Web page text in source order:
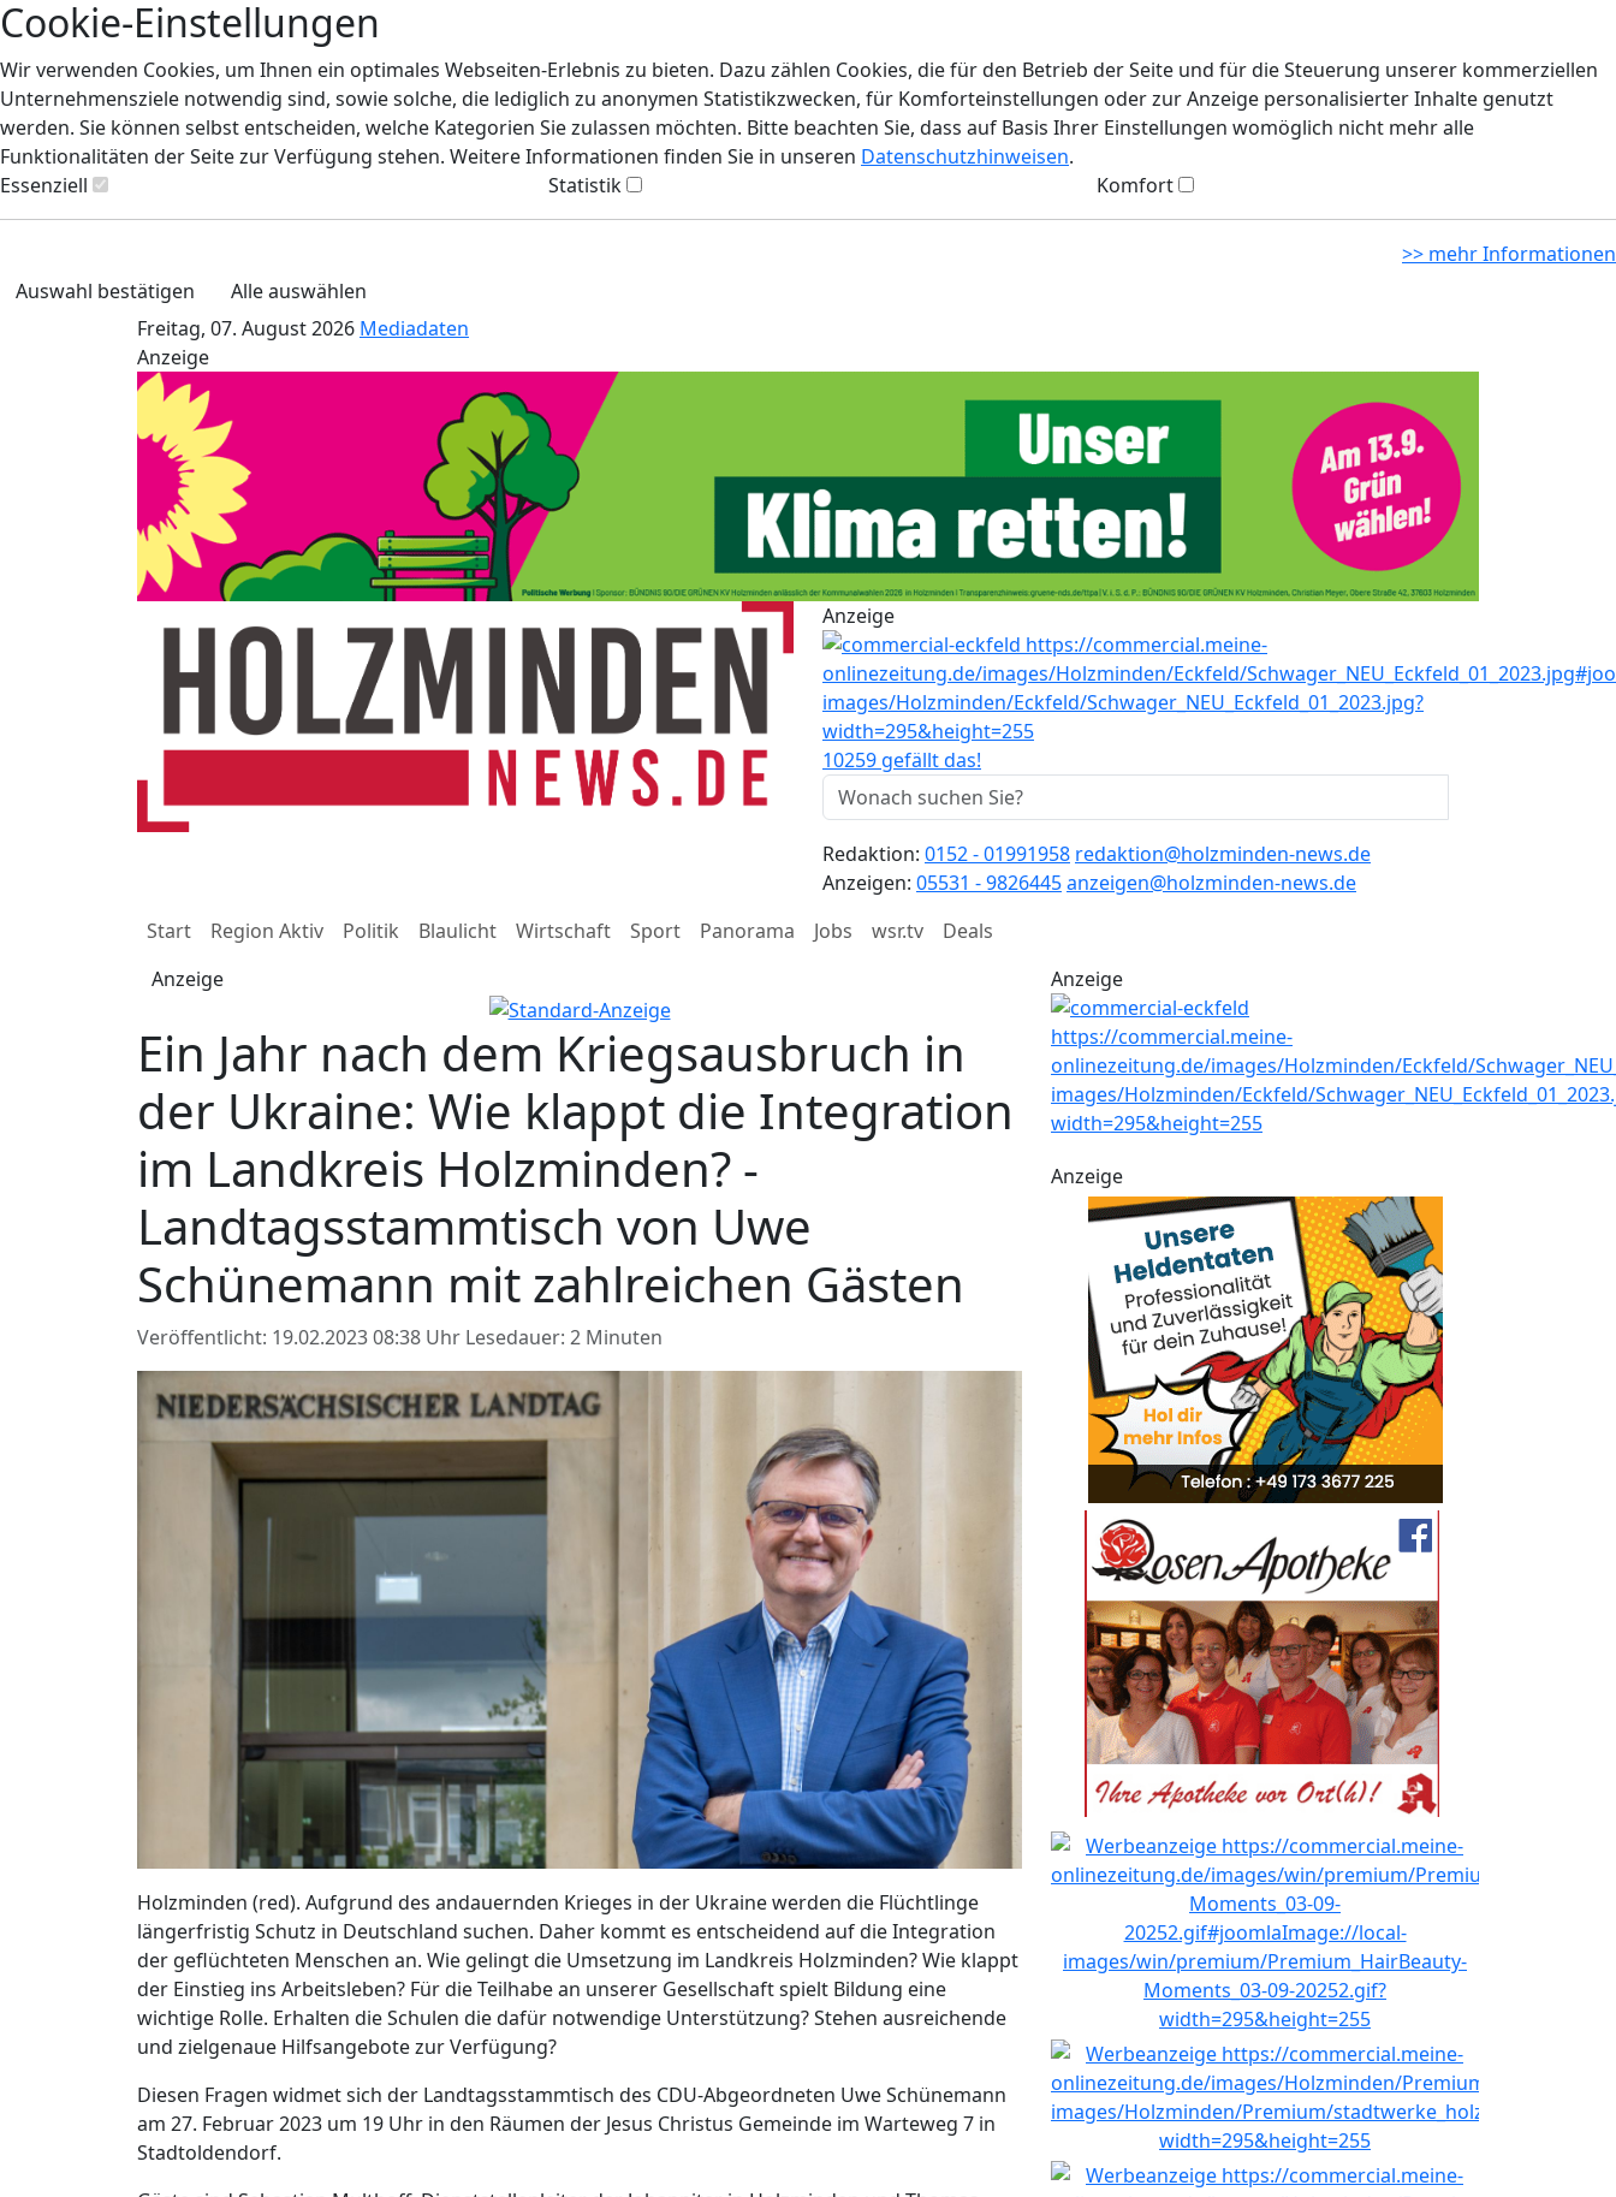
Cookie-Einstellungen
Wir verwenden Cookies, um Ihnen ein optimales Webseiten-Erlebnis zu bieten. Dazu zählen Cookies, die für den Betrieb der Seite und für die Steuerung unserer kommerziellen
Unternehmensziele notwendig sind, sowie solche, die lediglich zu anonymen Statistikzwecken, für Komforteinstellungen oder zur Anzeige personalisierter Inhalte genutzt
werden. Sie können selbst entscheiden, welche Kategorien Sie zulassen möchten. Bitte beachten Sie, dass auf Basis Ihrer Einstellungen womöglich nicht mehr alle
Funktionalitäten der Seite zur Verfügung stehen. Weitere Informationen finden Sie in unseren Datenschutzhinweisen.
Essenziell
Statistik Komfort
>> mehr Informationen
Auswahl bestätigen
Alle auswählen
Freitag, 07. August 2026 Mediadaten
Anzeige
Anzeige
10259 gefällt das!
Redaktion: 0152 - 01991958 redaktion@holzminden-news.de
Anzeigen: 05531 - 9826445anzeigen@holzminden-news.de
Start
Region Aktiv Politik Blaulicht Wirtschaft Sport Panorama Jobs wsr.tv
Deals
Anzeige
Ein Jahr nach dem Kriegsausbruch in
der Ukraine: Wie klappt die Integration
im Landkreis Holzminden? -
Landtagsstammtisch von Uwe
Schünemann mit zahlreichen Gästen
Veröffentlicht: 19.02.2023 08:38 Uhr Lesedauer: 2 Minuten
Holzminden (red). Aufgrund des andauernden Krieges in der Ukraine werden die Flüchtlinge
längerfristig Schutz in Deutschland suchen. Daher kommt es entscheidend auf die Integration
der geflüchteten Menschen an. Wie gelingt die Umsetzung im Landkreis Holzminden? Wie klappt
der Einstieg ins Arbeitsleben? Für die Teilhabe an unserer Gesellschaft spielt Bildung eine
wichtige Rolle. Erhalten die Schulen die dafür notwendige Unterstützung? Stehen ausreichende
und zielgenaue Hilfsangebote zur Verfügung?
Diesen Fragen widmet sich der Landtagsstammtisch des CDU-Abgeordneten Uwe Schünemann
am 27. Februar 2023 um 19 Uhr in den Räumen der Jesus Christus Gemeinde im Warteweg 7 in
Stadtoldendorf.
Anzeige
Anzeige